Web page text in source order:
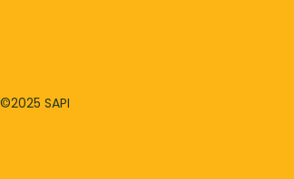
©2025 SAPI